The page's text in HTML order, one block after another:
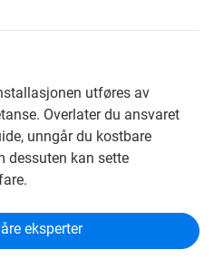
utføres av
Overlater du ansvaret
unngår du kostbare
dessuten kan sette
eksperter